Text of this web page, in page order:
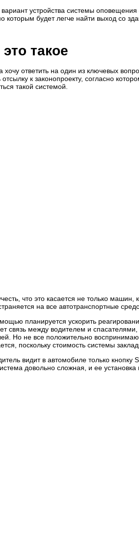
устройства системы
которым будет легче найти выход со
такое
хочу ответить на один из ключевых
отсылку к законопроекту, согласно
такой системой.
что это касается не только
на все автотранспортные
планируется ускорить
связь между водителем и
Но не все положительно
поскольку стоимость системы
видит в автомобиле только кнопку
довольно сложная, и ее